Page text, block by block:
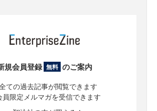
規会員登録 無料 のご案内
全ての過去記事が閲覧できます
員限定メルマガを受信できます